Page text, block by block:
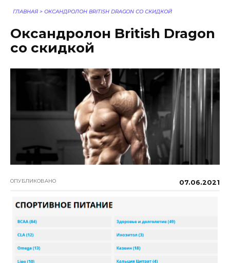
ГЛАВНАЯ > ОКСАНДРОЛОН BRITISH DRAGON СО СКИДКОЙ
Оксандролон British Dragon
со скидкой
ОПУБЛИКОВАНО 07.06.2021